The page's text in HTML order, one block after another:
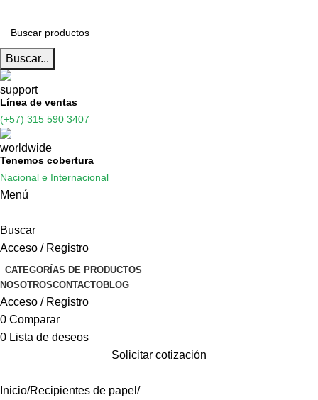
Buscar...
Línea de ventas
(+57) 315 590 3407
Tenemos cobertura
Nacional e Internacional
Menú
Buscar
Acceso / Registro
CATEGORÍAS DE PRODUCTOS
NOSOTROSCONTACTOBLOG
Acceso / Registro
0 Comparar
0 Lista de deseos
Solicitar cotización
Inicio Recipientes de papel